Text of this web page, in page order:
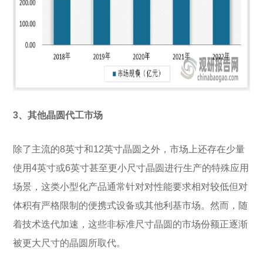
3、其他晶圆代工市场
除了主流的8英寸和12英寸晶圆之外，市场上还存在少量
使用4英寸或6英寸甚至更小尺寸晶圆进行生产的特殊应用
场景，这类小型化产品通常针对对性能要求相对较低但对
体积有严格限制的便携式设备或其他利基市场。然而，随
着技术迭代加速，这些非标准尺寸晶圆的市场份额正逐渐
被更大尺寸的晶圆所取代。